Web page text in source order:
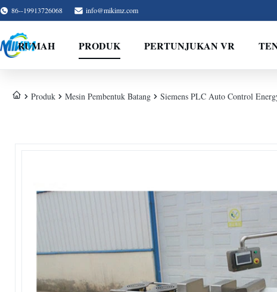
86--19913726068 info@mikimz.com
RUMAH PRODUK PERTUNJUKAN VR
Produk Mesin Pembentuk Batang Siemens PLC Auto Control